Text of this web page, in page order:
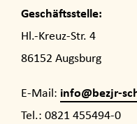
Geschäftsstelle:
Hl.-Kreuz-Str. 4
86152 Augsburg
E-Mail: info@bezjr-
Tel.: 0821 455494-0